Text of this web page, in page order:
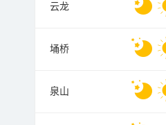
云龙
埇桥
泉山